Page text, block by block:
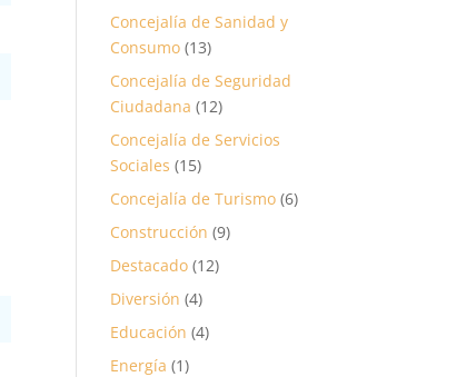
Concejalía de Sanidad y
Consumo (13)
Concejalía de Seguridad
Ciudadana (12)
Concejalía de Servicios
Sociales (15)
Concejalía de Turismo (6)
Construcción (9)
Destacado (12)
Diversión (4)
Educación (4)
Energía (1)